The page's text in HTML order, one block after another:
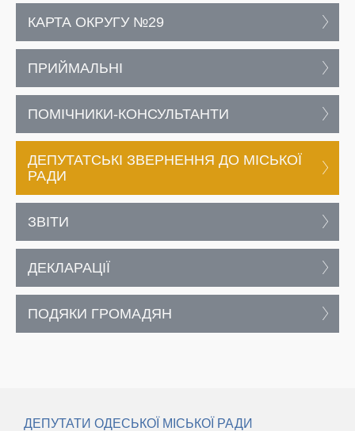
КАРТА ОКРУГУ №29
ПРИЙМАЛЬНІ
ПОМІЧНИКИ-КОНСУЛЬТАНТИ
ДЕПУТАТСЬКІ ЗВЕРНЕННЯ ДО МІСЬКОЇ
РАДИ
ЗВІТИ
ДЕКЛАРАЦІЇ
ПОДЯКИ ГРОМАДЯН
ДЕПУТАТИ ОДЕСЬКОЇ МІСЬКОЇ РАДИ